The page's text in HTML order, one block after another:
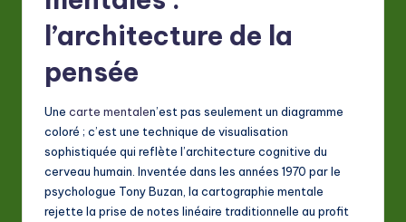
l’architecture de la
pensée
Une carte mentalen’est pas seulement un diagramme
coloré ; c’est une technique de visualisation
sophistiquée qui reflète l’architecture cognitive du
cerveau humain. Inventée dans les années 1970 par le
psychologue Tony Buzan, la cartographie mentale
rejette la prise de notes linéaire traditionnelle au profit